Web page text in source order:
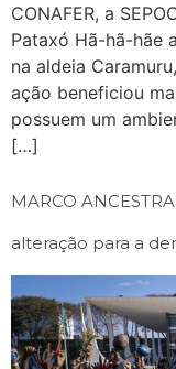
CONAFER, a
Pataxó Hã-hã-hãe
na aldeia
ação beneficiou
possuem um
[…]
MARCO
alteração para a